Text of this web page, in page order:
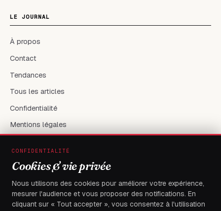
LE JOURNAL
À propos
Contact
Tendances
Tous les articles
Confidentialité
Mentions légales
RÉSEAUX & CONTACT
X / Twitter
flambeaudesdemocrates@gmail.com
CONFIDENTIALITÉ
Cookies & vie privée
Nous utilisons des cookies pour améliorer votre expérience,
mesurer l'audience et vous proposer des notifications. En
cliquant sur « Tout accepter », vous consentez à l'utilisation